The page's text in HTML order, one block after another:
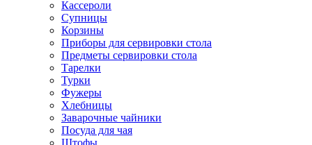
Кассероли
Супницы
Корзины
Приборы для сервировки стола
Предметы сервировки стола
Тарелки
Турки
Фужеры
Хлебницы
Заварочные чайники
Посуда для чая
Штофы